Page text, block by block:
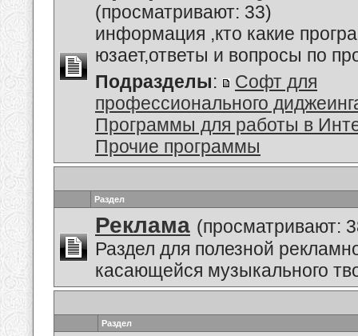
(просматривают: 33)
информация ,кто какие
юзает,ответы и вопросы по
Подразделы:
Софт для
профессионального
Программы для работы в
Прочие программы
Раздел
Реклама (просматривают:
Раздел для полезной
касающейся музыкального
Раздел